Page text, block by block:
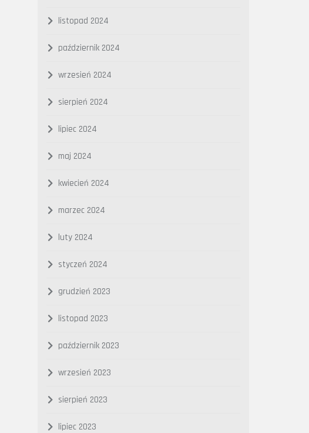
listopad 2024
październik 2024
wrzesień 2024
sierpień 2024
lipiec 2024
maj 2024
kwiecień 2024
marzec 2024
luty 2024
styczeń 2024
grudzień 2023
listopad 2023
październik 2023
wrzesień 2023
sierpień 2023
lipiec 2023